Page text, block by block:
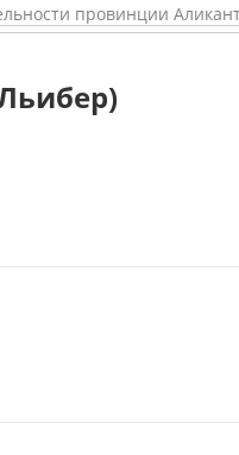
провинции